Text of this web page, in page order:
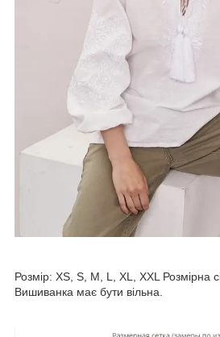
Розмір: XS, S, M, L, XL, XXL Розмірна
Вишиванка має бути вільна.